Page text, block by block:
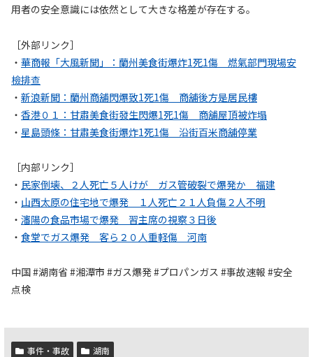
用者の安全意識には依然として大きな格差が存在する。
［外部リンク］
・ 華商報「大風新聞」：蘭州美食街爆炸1死1傷 燃氣部門現場安
檢排查
・ 新浪新聞：蘭州商舖閃爆致1死1傷 商舖後方是居民樓
・ 香港０１：甘肅美食街發生閃爆1死1傷 商舖屋頂被炸塌
・ 星島頭條：甘肅美食街爆炸1死1傷 沿街百米商舖停業
［内部リンク］
・ 民家倒壊、２人死亡５人けが ガス管破裂で爆発か 福建
・ 山西太原の住宅地で爆発 １人死亡２１人負傷２人不明
・ 瀋陽の食品市場で爆発 習主席の視察３日後
・ 食堂でガス爆発 客ら２０人重軽傷 河南
中国 #湖南省 #湘潭市 #ガス爆発 #プロパンガス #事故速報 #安全
点検
事件・事故 湖南